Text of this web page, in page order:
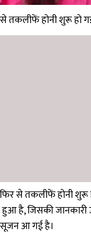
से तकलीफें होनी शुरू हो
से तकलीफें होनी शुरू
है, जिसकी जानकारी
सूजन आ गई है।